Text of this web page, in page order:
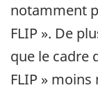
notamment
FLIP ». De
que le cadre
FLIP »